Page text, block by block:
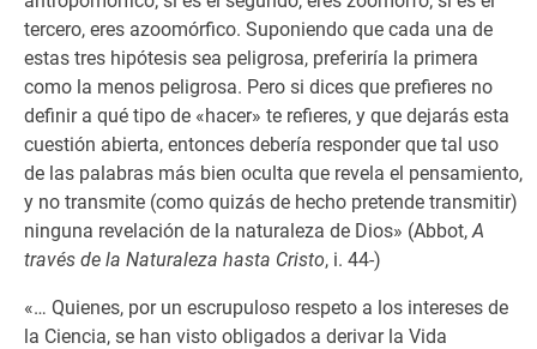
tercero, eres azoomórfico. Suponiendo que cada una de
estas tres hipótesis sea peligrosa, preferiría la primera
como la menos peligrosa. Pero si dices que prefieres no
definir a qué tipo de «hacer» te refieres, y que dejarás esta
cuestión abierta, entonces debería responder que tal uso
de las palabras más bien oculta que revela el pensamiento,
y no transmite (como quizás de hecho pretende transmitir)
ninguna revelación de la naturaleza de Dios» (Abbot,A
través de la Naturaleza hasta Cristo, i. 44-)
«… Quienes, por un escrupuloso respeto a los intereses de
la Ciencia, se han visto obligados a derivar la Vida